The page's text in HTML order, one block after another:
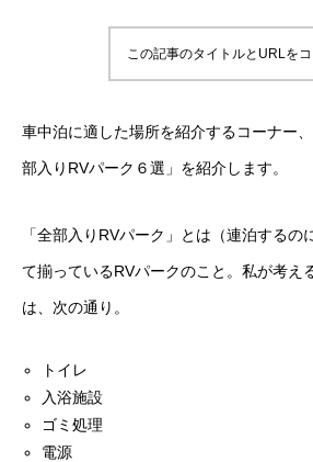
この記事のタイトルとURLを
車中泊に適した場所を紹介するコーナー
部入りRVパーク６選」を紹介します。
「全部入りRVパーク」とは（連泊するの
て揃っているRVパークのこと。私が考え
は、次の通り。
トイレ
入浴施設
ゴミ処理
電源